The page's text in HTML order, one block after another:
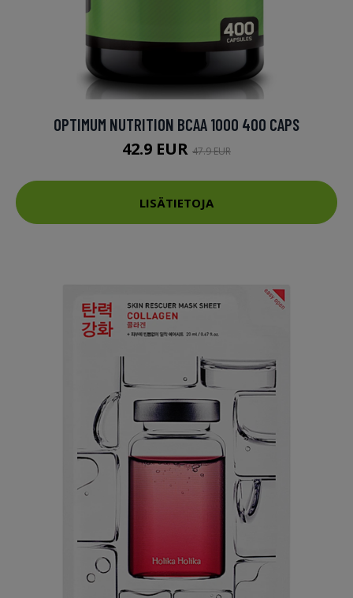
OPTIMUM NUTRITION BCAA 1000 400 CAPS
42.9 EUR 47.9 EUR
LISÄTIETOJA